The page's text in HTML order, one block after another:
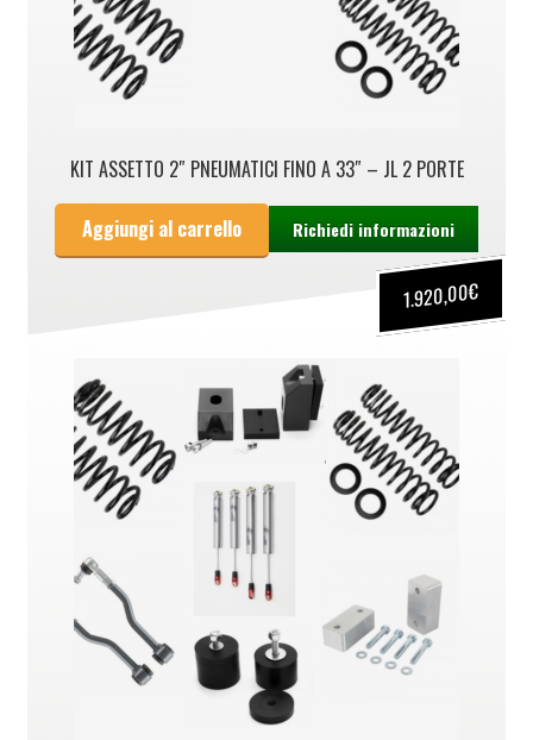
KIT ASSETTO 2″ PNEUMATICI FINO A 33″ – JL 2 PORTE
1.920,00€
Aggiungi al carrello Richiedi informazioni